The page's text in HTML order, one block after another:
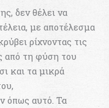
δεν θέλει να
με αποτέλεσμα
ρίχνοντας τις
από τη φύση του
και τα μικρά
όπως αυτό. Τα